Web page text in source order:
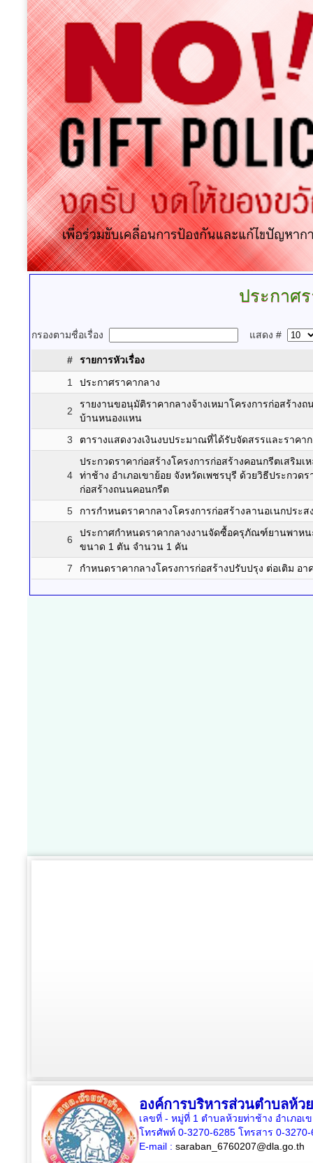
ประกาศ
กรองตามชื่อเรื่อง แสดง #
#
รายการหัวเรื่อง
1
ประกาศราคากลาง
2
รายงานขอนุมัติราคากลางจ้างเหมาโครงการก่อสร้าง
บ้านหนองแหน
3
ตารางแสดงวงเงินงบประมาณที่ได้รับจัดสรรและราคา
4
ประกวดราคาก่อสร้างโครงการก่อสร้างคอนกรีตเสริม
ท่าช้าง อำเภอเขาย้อย จังหวัดเพชรบุรี ด้วยวิธีประกวด
ก่อสร้างถนนคอนกรีต
5
การกำหนดราคากลางโครงการก่อสร้างลานอเนกประ
6
ประกาศกำหนดราคากลางงานจัดซื้อครุภัณฑ์ยานพาหน
ขนาด 1 ตัน จำนวน 1 คัน
7
กำหนดราคากลางโครงการก่อสร้างปรับปรุง ต่อเติม อ
องค์การบริหารส่วนตำบลห้ว
เลขที่ - หมู่ที่ 1 ตำบลห้วยท่าช้าง อำเภอเ
โทรศัพท์ 0-3270-6285 โทรสาร 0-
E-mail : saraban_6760207@dla.go.th